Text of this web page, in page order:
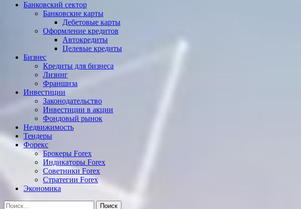
Банковский сектор
Банковские карты
Дебетовые карты
Оформление кредитов
Автокредиты
Целевые кредиты
Бизнес
Кредиты для бизнеса
Лизинг
Франшиза
Инвестиции
Законодательство
Инвестиции в акции
Фондовый рынок
Недвижимость
Тендеры
Форекс
Брокеры Forex
Индикаторы Forex
Советники Forex
Стратегии Forex
Экономика
Найти: